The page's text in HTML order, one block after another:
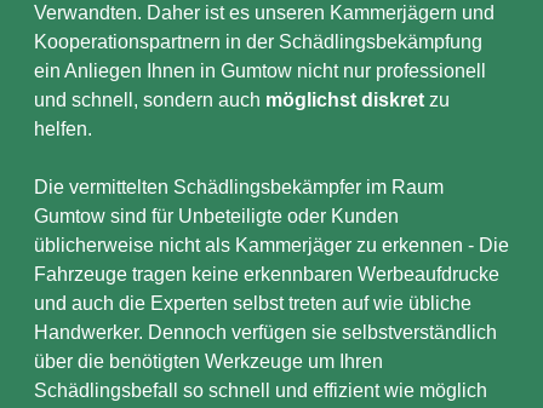
Verwandten. Daher ist es unseren Kammerjägern und
Kooperationspartnern in der Schädlingsbekämpfung
ein Anliegen Ihnen in Gumtow nicht nur professionell
und schnell, sondern auch möglichst diskret zu
helfen.
Die vermittelten Schädlingsbekämpfer im Raum
Gumtow sind für Unbeteiligte oder Kunden
üblicherweise nicht als Kammerjäger zu erkennen - Die
Fahrzeuge tragen keine erkennbaren Werbeaufdrucke
und auch die Experten selbst treten auf wie übliche
Handwerker. Dennoch verfügen sie selbstverständlich
über die benötigten Werkzeuge um Ihren
Schädlingsbefall so schnell und effizient wie möglich